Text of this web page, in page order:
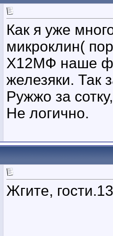
Как я уже
микроклин(
Х12МФ наше
железяки. Так
Ружжо за
Не логично.
Жгите,